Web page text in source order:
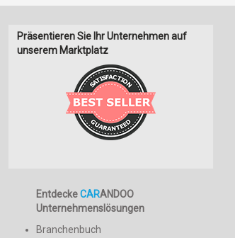
Präsentieren Sie Ihr Unternehmen auf
unserem Marktplatz
EntdeckeCARANDOO
Unternehmenslösungen
Branchenbuch